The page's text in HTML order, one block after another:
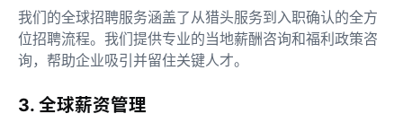
我们的全球招聘服务涵盖了从猎头服务到入职确认的全方
位招聘流程。我们提供专业的当地薪酬咨询和福利政策咨
询，帮助企业吸引并留住关键人才。
3. 全球薪资管理